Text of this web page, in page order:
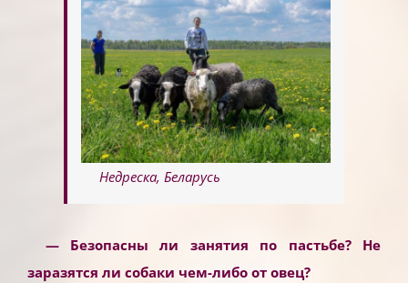
Недреска, Беларусь
— Безопасны ли занятия по пастьбе? Не
заразятся ли собаки чем-либо от овец?